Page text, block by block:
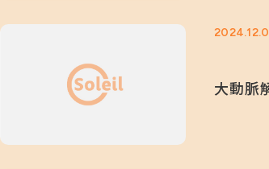
大動脈